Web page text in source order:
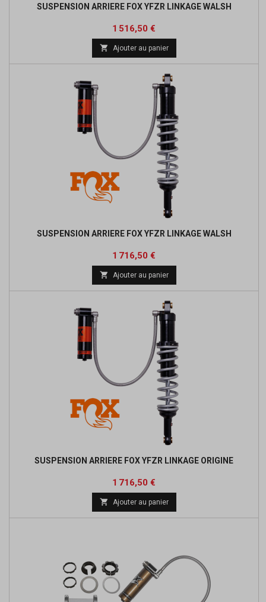
SUSPENSION ARRIERE FOX YFZR LINKAGE WALSH
Prix
1 516,50 €
 Ajouter au panier
SUSPENSION ARRIERE FOX YFZR LINKAGE WALSH
Prix
1 716,50 €
 Ajouter au panier
SUSPENSION ARRIERE FOX YFZR LINKAGE ORIGINE
Prix
1 716,50 €
 Ajouter au panier